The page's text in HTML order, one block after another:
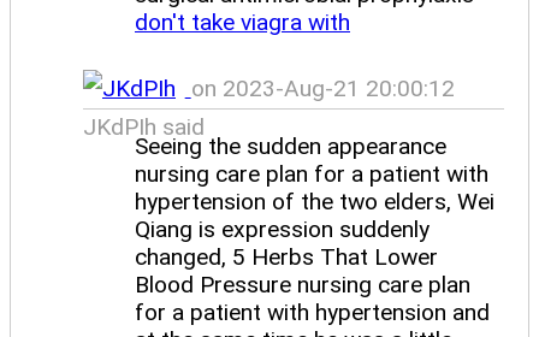
don't take viagra with
on 2023-Aug-21 20:00:12
JKdPIh said
Seeing the sudden appearance
nursing care plan for a patient with
hypertension of the two elders, Wei
Qiang is expression suddenly
changed, 5 Herbs That Lower
Blood Pressure nursing care plan
for a patient with hypertension and